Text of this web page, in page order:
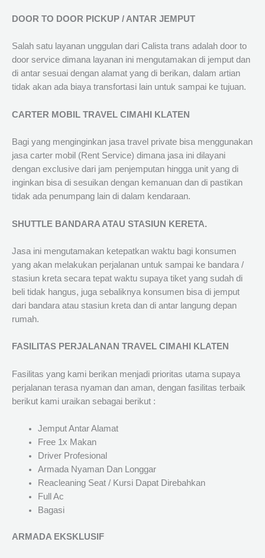
DOOR TO DOOR PICKUP / ANTAR JEMPUT
Salah satu layanan unggulan dari Calista trans adalah door to
door service dimana layanan ini mengutamakan di jemput dan
di antar sesuai dengan alamat yang di berikan, dalam artian
tidak akan ada biaya transfortasi lain untuk sampai ke tujuan.
CARTER MOBIL TRAVEL CIMAHI KLATEN
Bagi yang menginginkan jasa travel private bisa menggunakan
jasa carter mobil (Rent Service) dimana jasa ini dilayani
dengan exclusive dari jam penjemputan hingga unit yang di
inginkan bisa di sesuikan dengan kemanuan dan di pastikan
tidak ada penumpang lain di dalam kendaraan.
SHUTTLE BANDARA ATAU STASIUN KERETA.
Jasa ini mengutamakan ketepatkan waktu bagi konsumen
yang akan melakukan perjalanan untuk sampai ke bandara /
stasiun kreta secara tepat waktu supaya tiket yang sudah di
beli tidak hangus, juga sebaliknya konsumen bisa di jemput
dari bandara atau stasiun kreta dan di antar langung depan
rumah.
FASILITAS PERJALANAN TRAVEL CIMAHI KLATEN
Fasilitas yang kami berikan menjadi prioritas utama supaya
perjalanan terasa nyaman dan aman, dengan fasilitas terbaik
berikut kami uraikan sebagai berikut :
Jemput Antar Alamat
Free 1x Makan
Driver Profesional
Armada Nyaman Dan Longgar
Reacleaning Seat / Kursi Dapat Direbahkan
Full Ac
Bagasi
ARMADA EKSKLUSIF